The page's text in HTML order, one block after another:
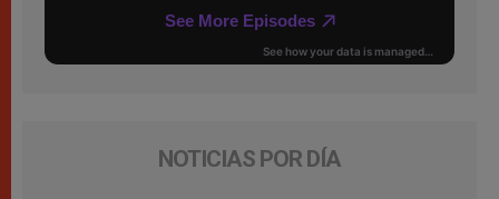
NOTICIAS POR DÍA